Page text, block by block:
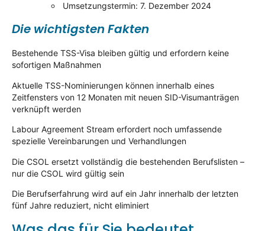
Umsetzungstermin: 7. Dezember 2024
Die wichtigsten Fakten
Bestehende TSS-Visa bleiben gültig und erfordern keine
sofortigen Maßnahmen
Aktuelle TSS-Nominierungen können innerhalb eines
Zeitfensters von 12 Monaten mit neuen SID-Visumanträgen
verknüpft werden
Labour Agreement Stream erfordert noch umfassende
spezielle Vereinbarungen und Verhandlungen
Die CSOL ersetzt vollständig die bestehenden Berufslisten –
nur die CSOL wird gültig sein
Die Berufserfahrung wird auf ein Jahr innerhalb der letzten
fünf Jahre reduziert, nicht eliminiert